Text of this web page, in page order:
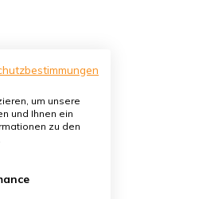
um unsere
und Ihnen ein
zu den